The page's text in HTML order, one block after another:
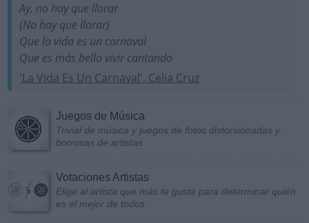
Ay, no hay que llorar
(No hay que llorar)
Que la vida es un carnaval
Que es más bello vivir cantando
'La Vida Es Un Carnaval', Celia Cruz
Juegos de Música
Trivial de música y juegos de fotos distorsionadas y
borrosas de artistas
Votaciones Artistas
Elige al artista que más te guste para determinar quién
es el mejor de todos